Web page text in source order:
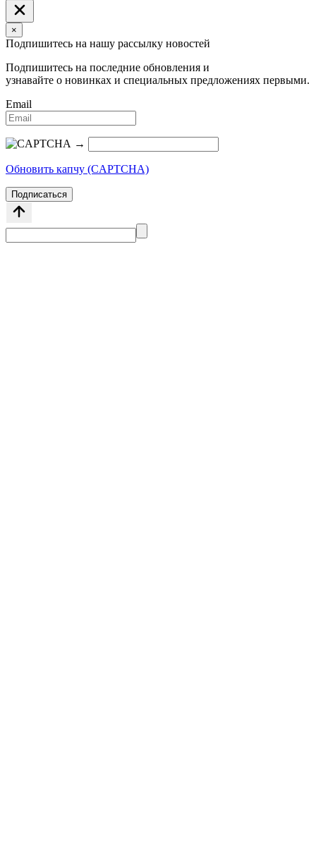
×
Подпишитесь на нашу рассылку новостей
Подпишитесь на последние обновления и
узнавайте о новинках и специальных предложениях первыми.
Email
→
Обновить капчу (CAPTCHA)
Подписаться